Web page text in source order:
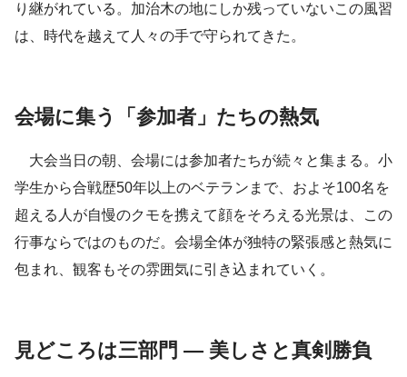
り継がれている。加治木の地にしか残っていないこの風習
は、時代を越えて人々の手で守られてきた。
会場に集う「参加者」たちの熱気
大会当日の朝、会場には参加者たちが続々と集まる。小
学生から合戦歴50年以上のベテランまで、およそ100名を
超える人が自慢のクモを携えて顔をそろえる光景は、この
行事ならではのものだ。会場全体が独特の緊張感と熱気に
包まれ、観客もその雰囲気に引き込まれていく。
見どころは三部門 ― 美しさと真剣勝負